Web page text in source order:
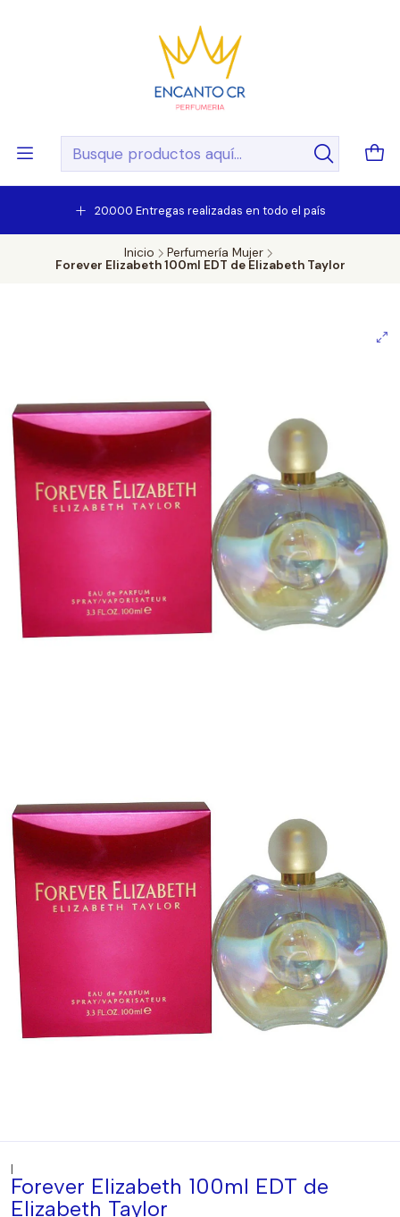
20.000 Entregas realizadas en todo el país
Inicio
Perfumería Mujer
Forever Elizabeth 100ml EDT de Elizabeth Taylor
|
Forever Elizabeth 100ml EDT de
Elizabeth Taylor